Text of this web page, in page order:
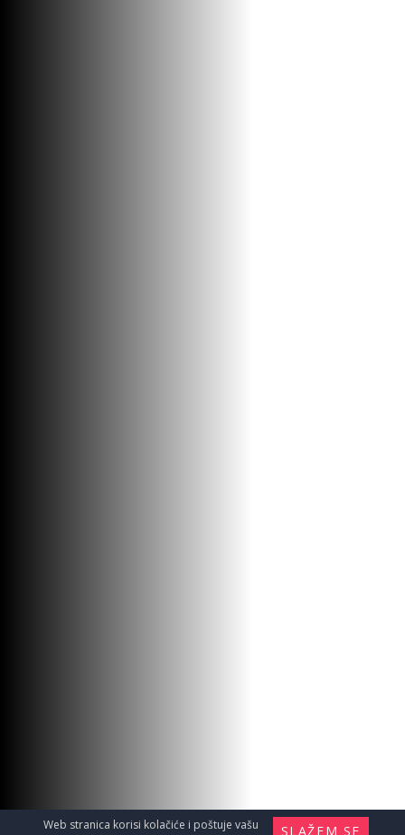
SLAŽEM SE
Web stranica korisi kolačiće i poštuje vašu